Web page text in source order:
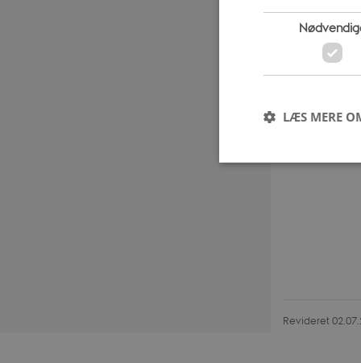
Revideret
LÆS MERE
Nødvendige